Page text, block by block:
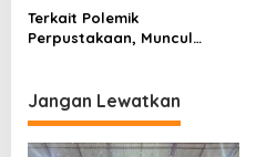
Durian
Terkait Polemik
Perpustakaan, Muncul
Jangan Lewatkan